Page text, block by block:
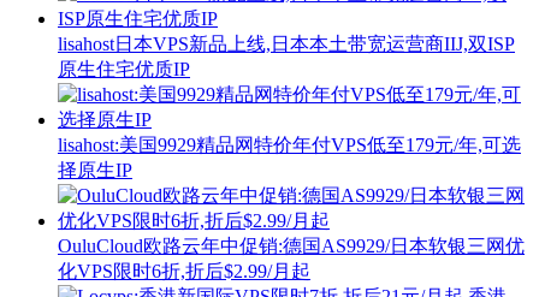
lisahost日本VPS新品上线,日本本土带宽运营商IIJ,双ISP
原生住宅优质IP
lisahost:美国9929精品网特价年付VPS低至179元/年,可选
择原生IP
OuluCloud欧路云年中促销:德国AS9929/日本软银三网优
化VPS限时6折,折后$2.99/月起